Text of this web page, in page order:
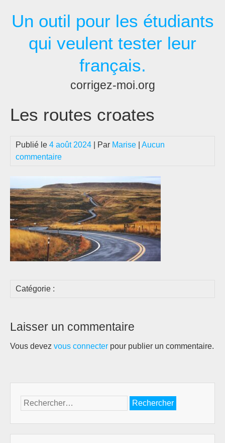
contenuUn outil pour les étudiants
qui veulent tester leur
français.
corrigez-moi.org
Les routes croates
Publié le 4 août 2024 | Par Marise
Aucun
commentaire
Catégorie :
Laisser un commentaire
Vous devez vous connecter pour publier un commentaire.
Rechercher :